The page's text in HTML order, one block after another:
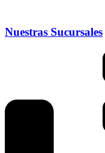
Nuestras Sucursales